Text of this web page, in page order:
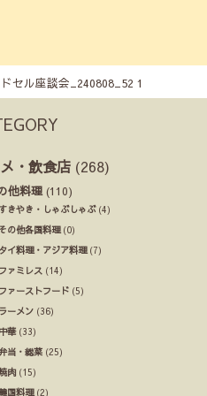
セル座談会_240808_52 1
・飲食店 (268)
他料理 (110)
すきやき・しゃぶしゃぶ(4)
の他各国料理(0)
タイ料理・アジア料理(7)
ファミレス (14)
ファーストフード (5)
ラーメン (36)
中華(33)
当・総菜 (25)
肉 (15)
国料理(2)